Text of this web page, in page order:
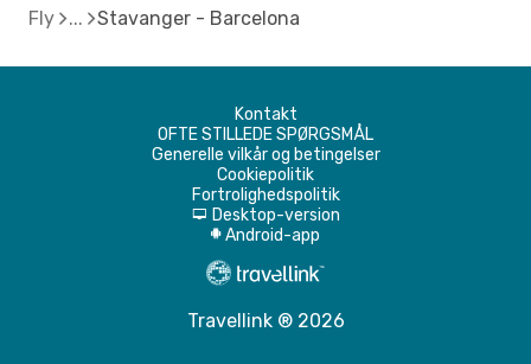
Fly Stavanger - Barcelona
Kontakt
OFTE STILLEDE SPØRGSMÅL
Generelle vilkår og betingelser
Cookiepolitik
Fortrolighedspolitik
d Desktop-version
A Android-app
Travellink ® 2026